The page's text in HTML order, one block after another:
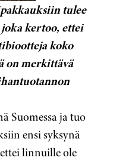
tulee
kertoo, ettei
koko
on merkittävä
Suomessa ja tuo
ensi syksynä
linnuille ole